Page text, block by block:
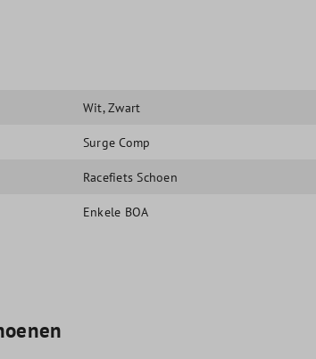
Wit, Zwart
Surge Comp
Racefiets Schoen
Enkele BOA